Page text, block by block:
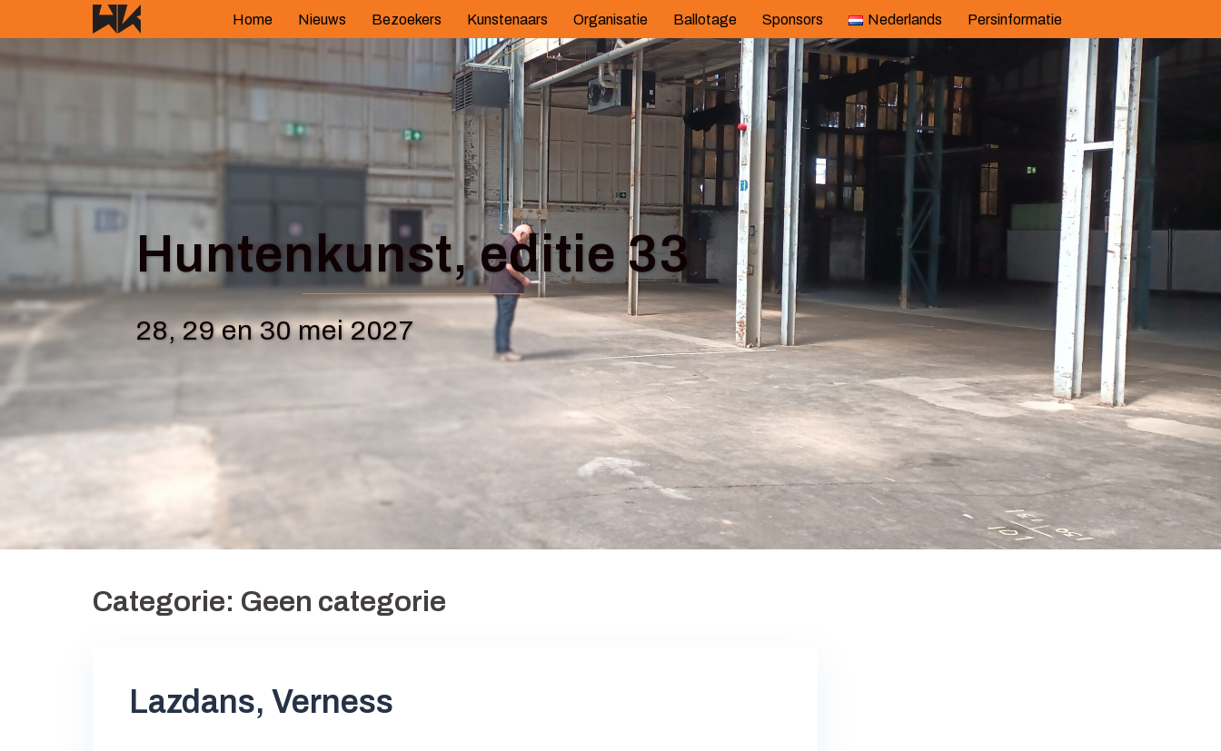
naar
Home Nieuws Bezoekers Kunstenaars Organisatie Ballotage Sponsors Nederlands Persinformatie
Huntenkunst, editie 33
28, 29 en 30 mei 2027
Categorie: Geen categorie
Lazdans, Verness